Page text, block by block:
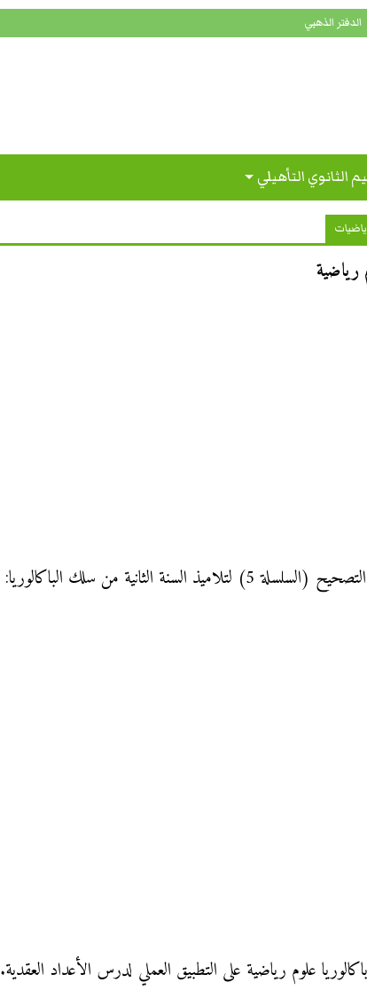
الدفتر الذهبي
الثانوي التأهيلي
من سلك الباكالوريا:
علوم رياضية على التطبيق العملي لدرس الأعداد العقدية.